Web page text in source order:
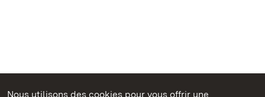
Nous utilisons des cookies pour vous offrir une